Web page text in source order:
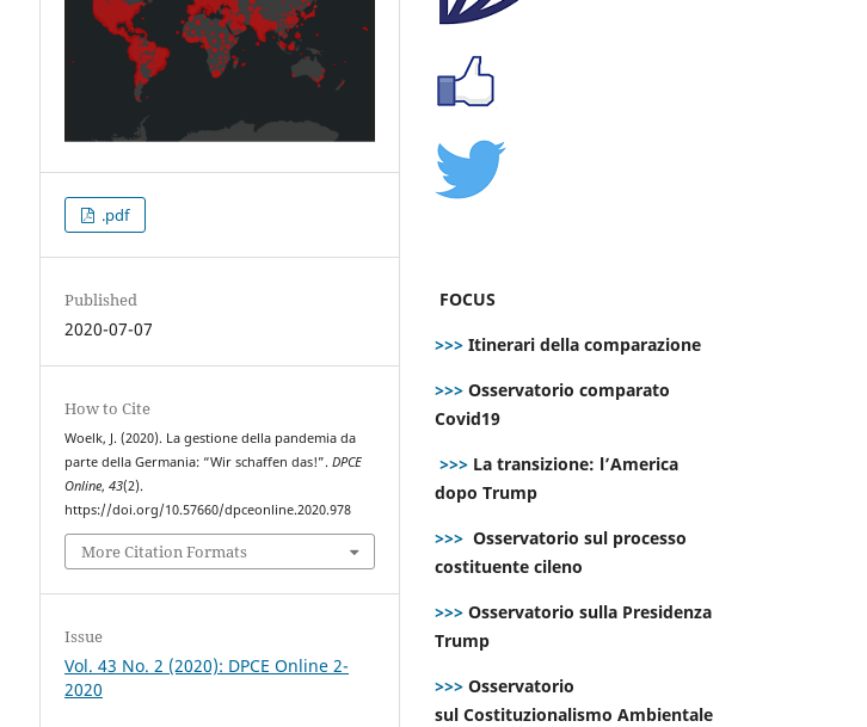
.pdf
Published
2020-07-07
How to Cite
Woelk, J. (2020). La gestione della pandemia da
parte della Germania: “Wir schaffen das!”.DPCE
Online,43(2).
https://doi.org/10.57660/dpceonline.2020.978
More Citation Formats
Issue
Vol. 43 No. 2 (2020): DPCE Online 2-
2020
FOCUS
>>> Itinerari della comparazione
>>> Osservatorio comparato
Covid19
>>> La transizione: l’America
dopo Trump
>>> Osservatorio sul processo
costituente cileno
>>> Osservatorio sulla Presidenza
Trump
>>> Osservatorio
sul Costituzionalismo Ambientale